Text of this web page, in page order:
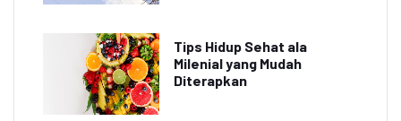
Tips Hidup Sehat ala
Milenial yang Mudah
Diterapkan